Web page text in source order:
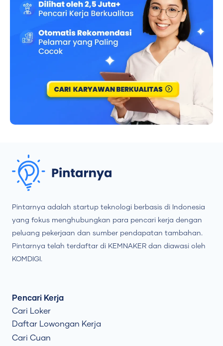
Pintarnya adalah startup teknologi berbasis di Indonesia
yang fokus menghubungkan para pencari kerja dengan
peluang pekerjaan dan sumber pendapatan tambahan.
Pintarnya telah terdaftar di KEMNAKER dan diawasi oleh
KOMDIGI.
Pencari Kerja
Cari Loker
Daftar Lowongan Kerja
Cari Cuan